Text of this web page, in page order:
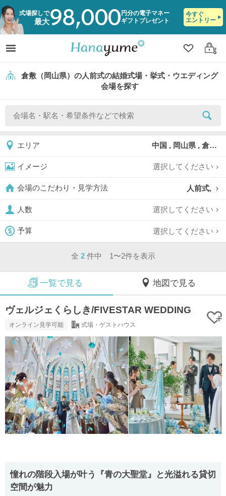
式場探しで
最大98,000 円分の電子マネー
ギフトプレゼント
今すぐ
エントリー
クリップ
ログ
倉敷（岡山県）の人前式の結婚式場・挙式・ウエディング
会場を探す
エリア 中国 , 岡山県 , 倉敷
イメージ 選択してください
会場のこだわり・見学方法 人前式,
人数 選択してください
予算 選択してください
全 2 件中 1〜2件を表示
一覧で見る 地図で見る
ヴェルジェくらしき/FIVESTAR WEDDING
オンライン見学可能 式場・ゲストハウス
憧れの階段入場が叶う『青の大聖堂』と光溢れる貸切
空間が魅力